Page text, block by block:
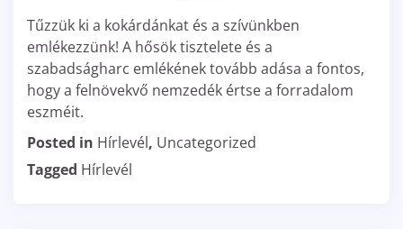
Tűzzük ki a kokárdánkat és a szívünkben
emlékezzünk! A hősök tisztelete és a
szabadságharc emlékének tovább adása a fontos,
hogy a felnövekvő nemzedék értse a forradalom
eszméit.
Posted in Hírlevél, Uncategorized
Tagged Hírlevél